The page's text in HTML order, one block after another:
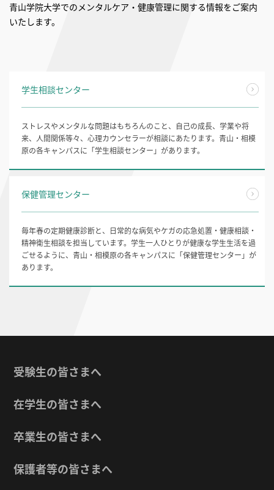
青山学院大学でのメンタルケア・健康管理に関する情報をご案内
いたします。
学生相談センター
ストレスやメンタルな問題はもちろんのこと、自己の成長、学業や将
来、人間関係等々、心理カウンセラーが相談にあたります。青山・相模
原の各キャンパスに「学生相談センター」があります。
保健管理センター
毎年春の定期健康診断と、日常的な病気やケガの応急処置・健康相談・
精神衛生相談を担当しています。学生一人ひとりが健康な学生生活を過
ごせるように、青山・相模原の各キャンパスに「保健管理センター」が
あります。
受験生の皆さまへ
在学生の皆さまへ
卒業生の皆さまへ
保護者等の皆さまへ